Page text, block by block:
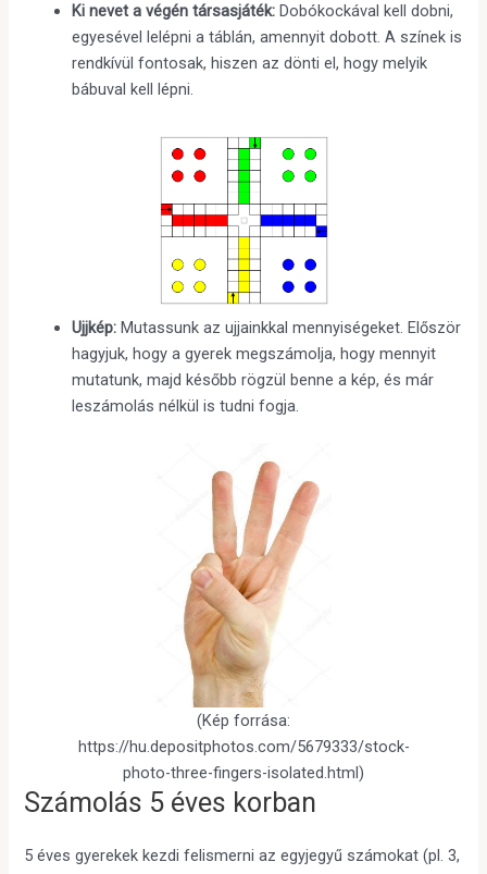
Ki nevet a végén társasjáték: Dobókockával kell dobni,
egyesével lelépni a táblán, amennyit dobott. A színek is
rendkívül fontosak, hiszen az dönti el, hogy melyik
bábuval kell lépni.
Ujjkép: Mutassunk az ujjainkkal mennyiségeket. Először
hagyjuk, hogy a gyerek megszámolja, hogy mennyit
mutatunk, majd később rögzül benne a kép, és már
leszámolás nélkül is tudni fogja.
(Kép forrása:
https://hu.depositphotos.com/5679333/stock-
photo-three-fingers-isolated.html)
Számolás 5 éves korban
5 éves gyerekek kezdi felismerni az egyjegyű számokat (pl. 3,